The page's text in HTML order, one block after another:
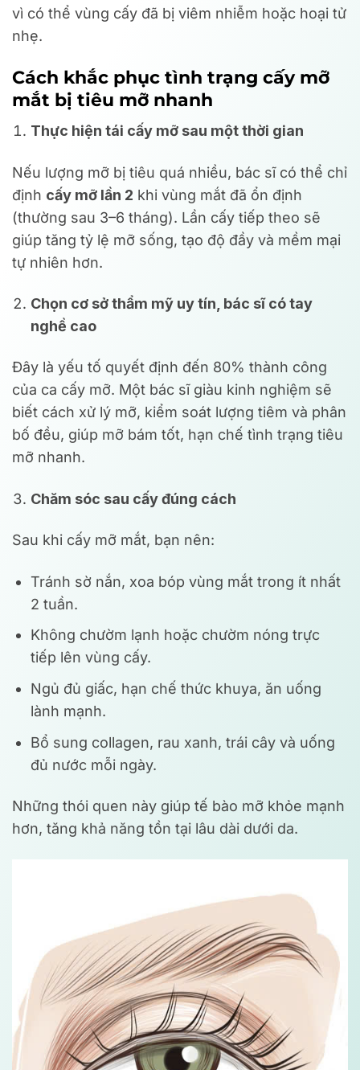
vì có thể vùng cấy đã bị viêm nhiễm hoặc hoại tử
nhẹ.
Cách khắc phục tình trạng cấy mỡ
mắt bị tiêu mỡ nhanh
Thực hiện tái cấy mỡ sau một thời gian
Nếu lượng mỡ bị tiêu quá nhiều, bác sĩ có thể chỉ
định cấy mỡ lần 2 khi vùng mắt đã ổn định
(thường sau 3–6 tháng). Lần cấy tiếp theo sẽ
giúp tăng tỷ lệ mỡ sống, tạo độ đầy và mềm mại
tự nhiên hơn.
Chọn cơ sở thẩm mỹ uy tín, bác sĩ có tay
nghề cao
Đây là yếu tố quyết định đến 80% thành công
của ca cấy mỡ. Một bác sĩ giàu kinh nghiệm sẽ
biết cách xử lý mỡ, kiểm soát lượng tiêm và phân
bố đều, giúp mỡ bám tốt, hạn chế tình trạng tiêu
mỡ nhanh.
Chăm sóc sau cấy đúng cách
Sau khi cấy mỡ mắt, bạn nên:
Tránh sờ nắn, xoa bóp vùng mắt trong ít nhất
2 tuần.
Không chườm lạnh hoặc chườm nóng trực
tiếp lên vùng cấy.
Ngủ đủ giấc, hạn chế thức khuya, ăn uống
lành mạnh.
Bổ sung collagen, rau xanh, trái cây và uống
đủ nước mỗi ngày.
Những thói quen này giúp tế bào mỡ khỏe mạnh
hơn, tăng khả năng tồn tại lâu dài dưới da.